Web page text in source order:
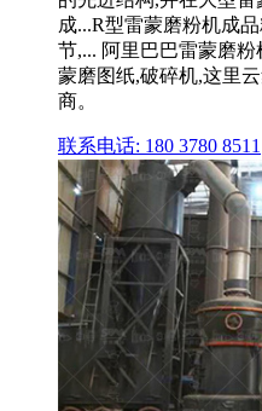
成...R型雷蒙磨粉机成
节,... 阿里巴巴雷蒙磨
蒙磨图纸,破碎机,这里
商。
联系电话: 180 3780 8511